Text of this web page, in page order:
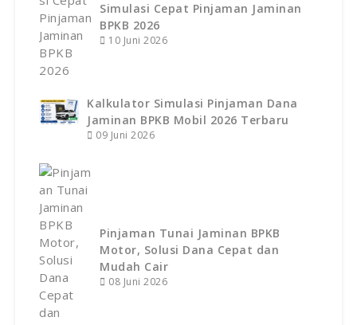
Simulasi Cepat Pinjaman Jaminan
BPKB 2026
10 Juni 2026
Kalkulator Simulasi Pinjaman Dana
Jaminan BPKB Mobil 2026 Terbaru
09 Juni 2026
Pinjaman Tunai Jaminan BPKB
Motor, Solusi Dana Cepat dan
Mudah Cair
08 Juni 2026